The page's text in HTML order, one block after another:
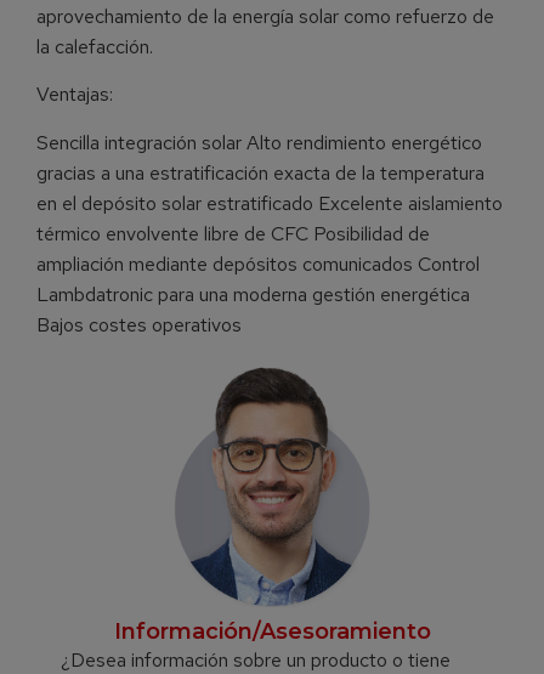
aprovechamiento de la energía solar como refuerzo de
la calefacción.
Ventajas:
Sencilla integración solar Alto rendimiento energético
gracias a una estratificación exacta de la temperatura
en el depósito solar estratificado Excelente aislamiento
térmico envolvente libre de CFC Posibilidad de
ampliación mediante depósitos comunicados Control
Lambdatronic para una moderna gestión energética
Bajos costes operativos
Información/Asesoramiento
¿Desea información sobre un producto o tiene